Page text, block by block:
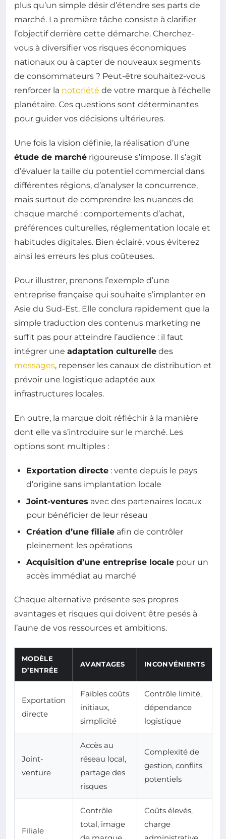
plus qu’un simple désir d’étendre ses parts de
marché. La première tâche consiste à clarifier
l’objectif derrière cette démarche. Cherchez-
vous à diversifier vos risques économiques
nationaux ou à capter de nouveaux segments
de consommateurs ? Peut-être souhaitez-vous
renforcer la notoriété de votre marque à l’échelle
planétaire. Ces questions sont déterminantes
pour guider vos décisions ultérieures.
Une fois la vision définie, la réalisation d’une
étude de marché rigoureuse s’impose. Il s’agit
d’évaluer la taille du potentiel commercial dans
différentes régions, d’analyser la concurrence,
mais surtout de comprendre les nuances de
chaque marché : comportements d’achat,
préférences culturelles, réglementation locale et
habitudes digitales. Bien éclairé, vous éviterez
ainsi les erreurs les plus coûteuses.
Pour illustrer, prenons l’exemple d’une
entreprise française qui souhaite s’implanter en
Asie du Sud-Est. Elle conclura rapidement que la
simple traduction des contenus marketing ne
suffit pas pour atteindre l’audience : il faut
intégrer une adaptation culturelle des
messages, repenser les canaux de distribution et
prévoir une logistique adaptée aux
infrastructures locales.
En outre, la marque doit réfléchir à la manière
dont elle va s’introduire sur le marché. Les
options sont multiples :
Exportation directe : vente depuis le pays
d’origine sans implantation locale
Joint-ventures avec des partenaires locaux
pour bénéficier de leur réseau
Création d’une filiale afin de contrôler
pleinement les opérations
Acquisition d’une entreprise locale pour un
accès immédiat au marché
Chaque alternative présente ses propres
avantages et risques qui doivent être pesés à
l’aune de vos ressources et ambitions.
MODÈLE
D’ENTRÉE
AVANTAGES INCONVÉNIENTS
Exportation
directe
Faibles coûts
initiaux,
simplicité
Contrôle limité,
dépendance
logistique
Joint-
venture
Accès au
réseau local,
partage des
risques
Complexité de
gestion, conflits
potentiels
Filiale
Contrôle
total, image
Coûts élevés,
charge